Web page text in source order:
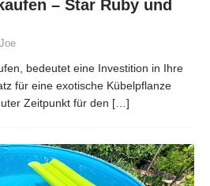
– Star Ruby und
Joe
bedeutet eine Investition in Ihre
für eine exotische Kübelpflanze
Zeitpunkt für den […]